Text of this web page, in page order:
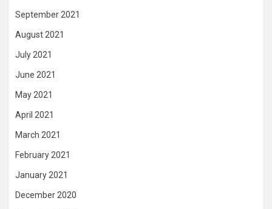
September 2021
August 2021
July 2021
June 2021
May 2021
April 2021
March 2021
February 2021
January 2021
December 2020